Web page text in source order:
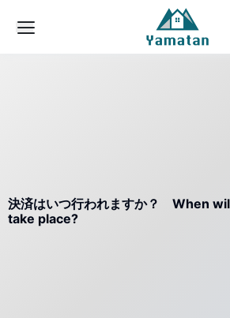
決済はいつ行われますか？ When
take place?